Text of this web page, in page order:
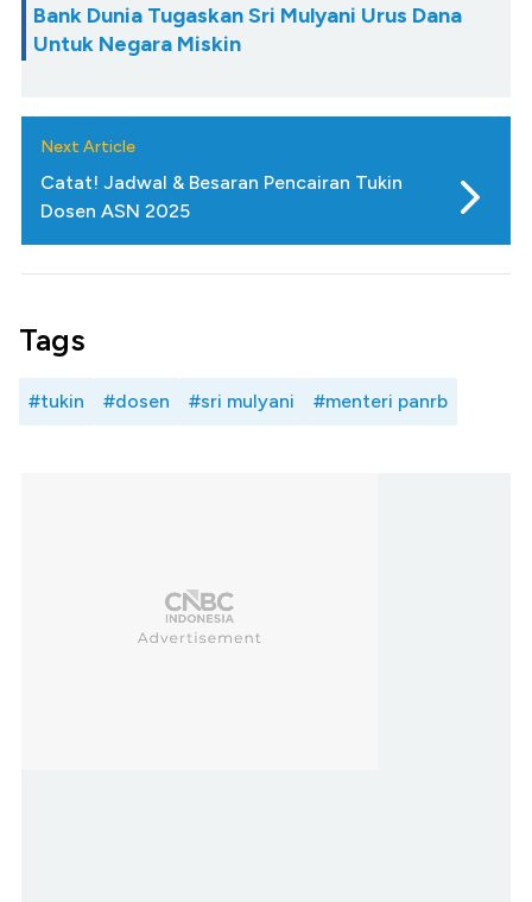
Bank Dunia Tugaskan Sri Mulyani Urus Dana
Untuk Negara Miskin
Next Article
Catat! Jadwal & Besaran Pencairan Tukin
Dosen ASN 2025
Tags
#tukin #dosen #sri mulyani #menteri panrb